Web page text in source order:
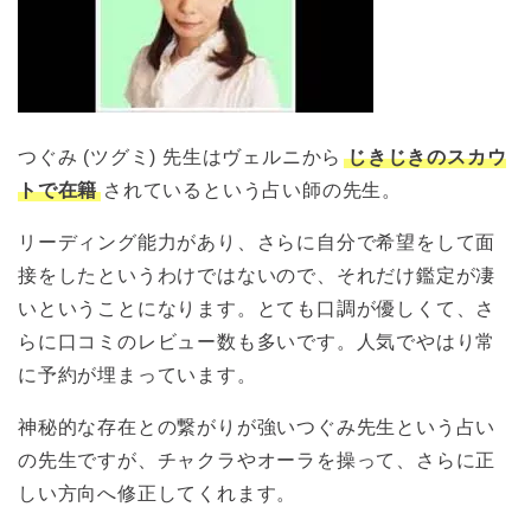
つぐみ (ツグミ) 先生はヴェルニから じきじきのスカウ
トで在籍 されているという占い師の先生。
リーディング能力があり、さらに自分で希望をして面
接をしたというわけではないので、それだけ鑑定が凄
いということになります。とても口調が優しくて、さ
らに口コミのレビュー数も多いです。人気でやはり常
に予約が埋まっています。
神秘的な存在との繋がりが強いつぐみ先生という占い
の先生ですが、チャクラやオーラを操って、さらに正
しい方向へ修正してくれます。